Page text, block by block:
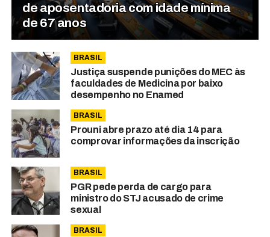
de aposentadoria com idade mínima
de 67 anos
BRASIL
Justiça suspende punições do MEC às
faculdades de Medicina por baixo
desempenho no Enamed
BRASIL
Prouni abre prazo até dia 14 para
comprovar informações da inscrição
BRASIL
PGR pede perda de cargo para
ministro do STJ acusado de crime
sexual
BRASIL